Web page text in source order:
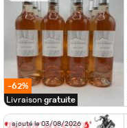
-62%
Livraison gratuite
ajouté le 03/08/2026